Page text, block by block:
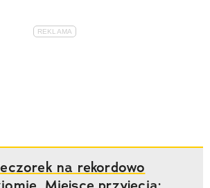
na rekordowo